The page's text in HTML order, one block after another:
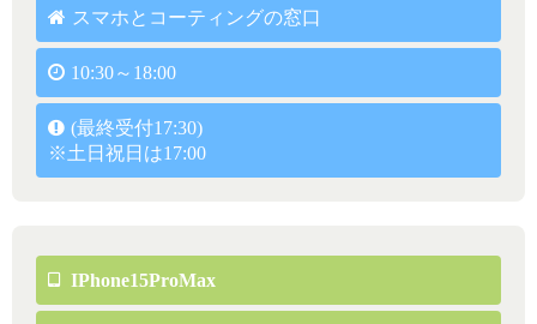
スマホとコーティングの窓口
10:30～18:00
(最終受付17:30)
※土日祝日は17:00
IPhone15ProMax